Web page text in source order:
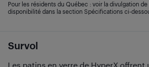
Survol
Les patins en verre de HyperX offrent
Pour les résidents du Québec : voir la divulgation de
disponibilité dans la section Spécifications ci-